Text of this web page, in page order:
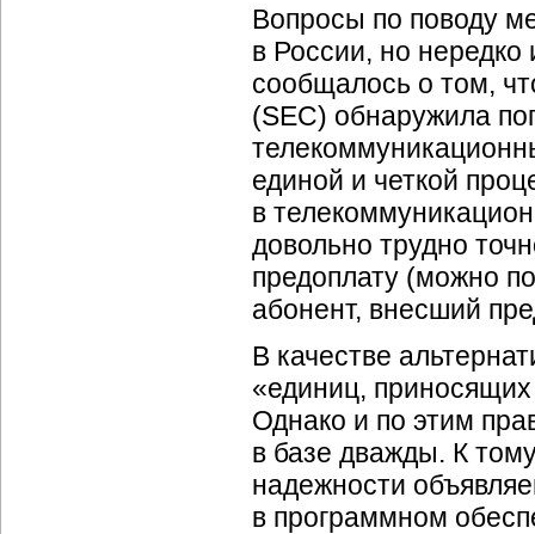
Вопросы по поводу
в России, но нередко
сообщалось о том,
(SEC) обнаружила
единой и четкой
в
довольно трудно
предоплату (можно
абонент, внесший
В качестве
«единиц, приносящих
Однако и по этим
в базе дважды. К
надежности
в программном